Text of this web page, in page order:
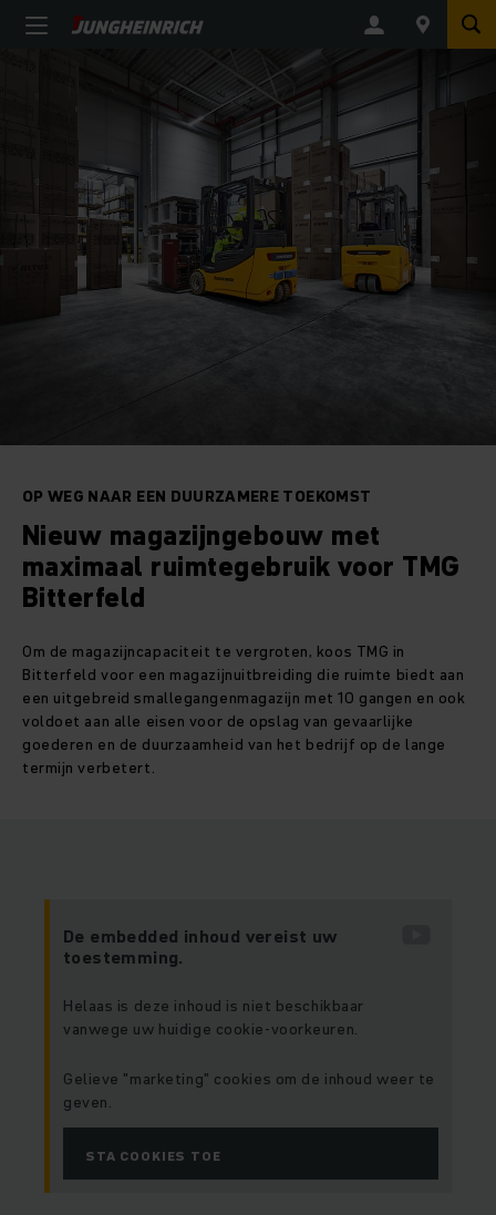
OP WEG NAAR EEN DUURZAMERE TOEKOMST
Nieuw magazijngebouw met
maximaal ruimtegebruik voor TMG
Bitterfeld
Om de magazijncapaciteit te vergroten, koos TMG in
Bitterfeld voor een magazijnuitbreiding die ruimte biedt aan
een uitgebreid smallegangenmagazijn met 10 gangen en ook
voldoet aan alle eisen voor de opslag van gevaarlijke
goederen en de duurzaamheid van het bedrijf op de lange
termijn verbetert.
De embedded inhoud vereist uw
toestemming.
Helaas is deze inhoud is niet beschikbaar
vanwege uw huidige cookie-voorkeuren.
Gelieve "marketing" cookies om de inhoud weer te
geven.
STA COOKIES TOE